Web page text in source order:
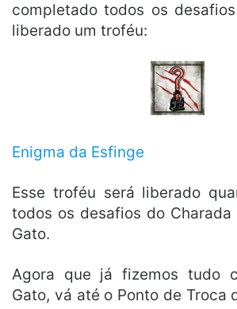
completado todos os
liberado um troféu:
Enigma da Esfinge
Esse troféu será liberado
todos os desafios do
Gato.
Agora que já fizemos tudo
Gato, vá até o Ponto de Troca